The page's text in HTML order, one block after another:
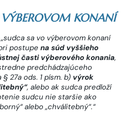
KONANÍ
„sudca sa vo výberovom konaní
postupe na súd vyššieho
časti výberového konania,
predchádzajúceho
27a ods. 1 písm. b) výrok
, alebo ak sudca predloží
sudcu nie staršie ako
alebo „chválitebný“.“